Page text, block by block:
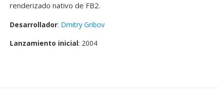
renderizado nativo de FB2.
Desarrollador: Dmitry Gribov
Lanzamiento inicial: 2004